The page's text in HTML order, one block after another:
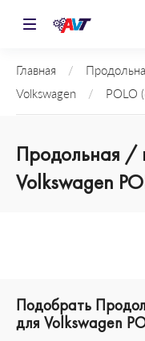
Главная /
Volkswagen
/ POLO
Продольная /
Volkswagen
Подобрать
для Volkswagen